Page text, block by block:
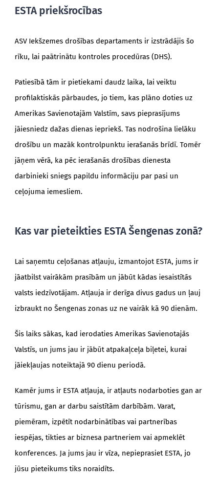
ESTA priekšrocības
ASV Iekšzemes drošības departaments ir izstrādājis šo
rīku, lai paātrinātu kontroles procedūras (DHS).
Patiesībā tām ir pietiekami daudz laika, lai veiktu
profilaktiskās pārbaudes, jo tiem, kas plāno doties uz
Amerikas Savienotajām Valstīm, savs pieprasījums
jāiesniedz dažas dienas iepriekš. Tas nodrošina lielāku
drošību un mazāk kontrolpunktu ierašanās brīdī. Tomēr
jāņem vērā, ka pēc ierašanās drošības dienesta
darbinieki sniegs papildu informāciju par pasi un
ceļojuma iemesliem.
Kas var pieteikties ESTA Šengenas zonā?
Lai saņemtu ceļošanas atļauju, izmantojot ESTA, jums ir
jāatbilst vairākām prasībām un jābūt kādas iesaistītās
valsts iedzīvotājam. Atļauja ir derīga divus gadus un ļauj
izbraukt no Šengenas zonas uz ne vairāk kā 90 dienām.
Šis laiks sākas, kad ierodaties Amerikas Savienotajās
Valstīs, un jums jau ir jābūt atpakaļceļa biļetei, kurai
jāiekļaujas noteiktajā 90 dienu periodā.
Kamēr jums ir ESTA atļauja, ir atļauts nodarboties gan ar
tūrismu, gan ar darbu saistītām darbībām. Varat,
piemēram, izpētīt nodarbinātības vai partnerības
iespējas, tikties ar biznesa partneriem vai apmeklēt
konferences. Ja jums jau ir vīza, nepieprasiet ESTA, jo
jūsu pieteikums tiks noraidīts.